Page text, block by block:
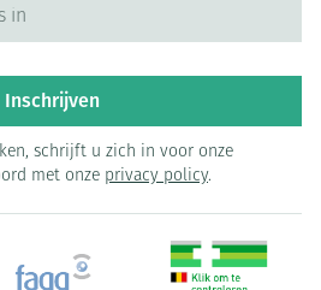
Inschrijven
schrijft u zich in voor onze
met onze privacy policy.